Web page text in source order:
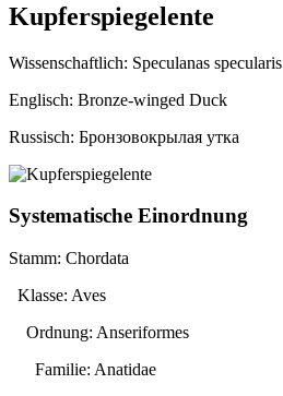
Kupferspiegelente
Wissenschaftlich: Speculanas specularis
Englisch: Bronze-winged Duck
Russisch: Бронзовокрылая утка
Systematische Einordnung
Stamm: Chordata
Klasse: Aves
Ordnung: Anseriformes
Familie: Anatidae